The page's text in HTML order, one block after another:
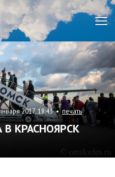
2017, 18:43 •печать
КРАСНОЯРСК